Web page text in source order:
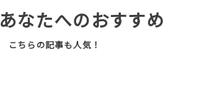
あなたへのおすすめ